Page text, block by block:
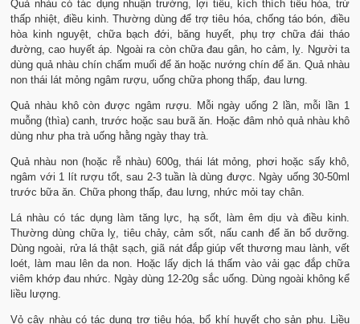
Quả nhàu có tác dụng nhuận trường, lợi tiểu, kích thích tiêu hóa, trừ
thấp nhiệt, điều kinh. Thường dùng để trợ tiêu hóa, chống táo bón, điều
hòa kinh nguyệt, chữa bạch đới, băng huyết, phụ trợ chữa đái tháo
đường, cao huyết áp. Ngoài ra còn chữa đau gân, ho cảm, lỵ. Người ta
dùng quả nhàu chín chấm muối để ăn hoặc nướng chín để ăn. Quả nhàu
non thái lát mỏng ngâm rượu, uống chữa phong thấp, đau lưng.
Quả nhàu khô còn được ngâm rượu. Mỗi ngày uống 2 lần, mỗi lần 1
muỗng (thìa) canh, trước hoặc sau bưã ăn. Hoặc đâm nhỏ quả nhàu khô
dùng như pha trà uống hằng ngày thay trà.
Quả nhàu non (hoặc rễ nhàu) 600g, thái lát mỏng, phơi hoặc sấy khô,
ngâm với 1 lít rượu tốt, sau 2-3 tuần là dùng được. Ngày uống 30-50ml
trước bữa ăn. Chữa phong thấp, đau lưng, nhức mỏi tay chân.
Lá nhàu có tác dụng làm tăng lực, hạ sốt, làm êm dịu và điều kinh.
Thường dùng chữa lỵ, tiêu chảy, cảm sốt, nấu canh để ăn bổ dưỡng.
Dùng ngoài, rửa lá thật sạch, giã nát đắp giúp vết thương mau lành, vết
loét, làm mau lên da non. Hoặc lấy dịch lá thấm vào vải gạc đắp chữa
viêm khớp đau nhức. Ngày dùng 12-20g sắc uống. Dùng ngoài không kể
liều lượng.
Vỏ cây nhàu có tác dụng trợ tiêu hóa, bổ khí huyết cho sản phụ. Liều